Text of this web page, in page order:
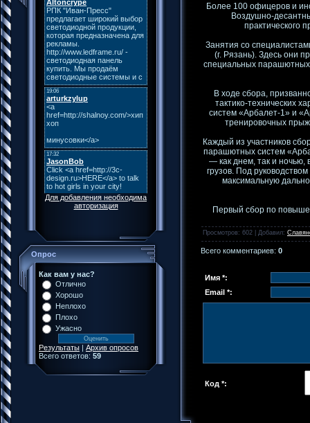
Для добавления необходима
авторизация
Опрос
Как вам у нас?
Отлично
Хорошо
Неплохо
Плохо
Ужасно
Результаты | Архив опросов
Всего ответов: 59
Более 100 офицеров и
Воздушно-
практического
Занятия со
(г. Рязань). Здесь они
специальных парашютных
В ходе сбора,
тактико-технических
систем «Арбалет-1» и
тренировочных
Каждый из участников
парашютных систем
— как днем, так и ночью,
грузов. Под
максимальную
Первый сбор по
Просмотров: 602 | Добавил:
Всего комментариев: 0
Имя *:
Email *:
Код *: